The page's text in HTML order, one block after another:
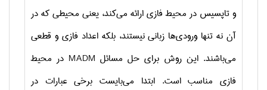
و تاپسیس در محیط فازی ارائه می‌کند، یعنی محیطی که در
آن نه تنها ورودی‌ها زبانی نیستند، بلکه اعداد فازی و قطعی
می‌باشند. این روش برای حل مسائل MADM در محیط
فازی مناسب است. ابتدا می‌بایست برخی عبارات در